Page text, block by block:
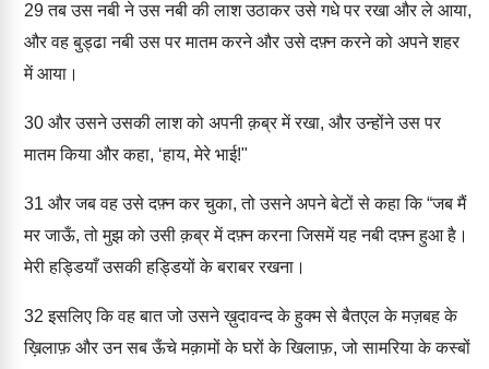
29तब उस नबी ने उस नबी की लाश उठाकर उसे गधे पर रखा और ले आया,
और वह बुड्ढा नबी उस पर मातम करने और उसे दफ़्न करने को अपने शहर
में आया।
30 और उसने उसकी लाश को अपनी क़ब्र में रखा, और उन्होंने उस पर
मातम किया और कहा, ‘हाय, मेरे भाई!"
31 और जब वह उसे दफ़्न कर चुका, तो उसने अपने बेटों से कहा कि “जब मैं
मर जाऊँ, तो मुझ को उसी क़ब्र में दफ़्न करना जिसमें यह नबी दफ़्न हुआ है।
मेरी हड्डियाँ उसकी हड्डियों के बराबर रखना।
32 इसलिए कि वह बात जो उसने ख़ुदावन्द के हुक्म से बैतएल के मज़बह के
ख़िलाफ़ और उन सब ऊँचे मक़ामों के घरों के खिलाफ़, जो सामरिया के कस्बों